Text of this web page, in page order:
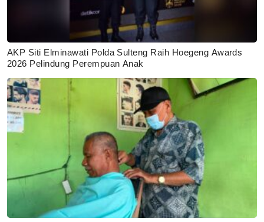
AKP Siti Elminawati Polda Sulteng Raih Hoegeng Awards
2026 Pelindung Perempuan Anak